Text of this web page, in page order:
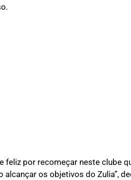
feliz por recomeçar neste clube
os objetivos do Zulia”,